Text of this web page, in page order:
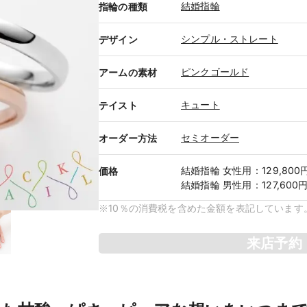
指輪の種類 結婚指輪
デザイン シンプル・ストレート
アームの素材 ピンクゴールド
テイスト キュート
オーダー方法 セミオーダー
価格 結婚指輪 女性用 ：129,800
結婚指輪 男性用 ：127,600
※10％の消費税を含めた金額を表記しています。
来店予約